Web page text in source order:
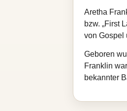
Aretha
bzw. „First
von Gospel
Geboren
Franklin
bekannter